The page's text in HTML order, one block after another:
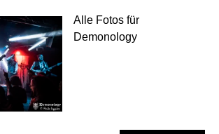
Alle Fotos für
Demonology